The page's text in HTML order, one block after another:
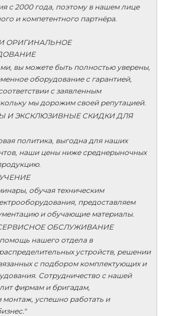
с 2000 года, поэтому в нашем лице
и компетентного партнёра.
ОРИГИНАЛЬНОЕ
вы можете быть полностью уверены,
оборудование с гарантией,
с заявленным
мы дорожим своей репутацией.
И ЭКСКЛЮЗИВНЫЕ СКИДКИ ДЛЯ
политика, выгодна для наших
наши цены ниже среднерыночных
обучая техническим
предоставляем
и обучающие материалы.
ОБСЛУЖИВАНИЕ
нашего отдела в
устройств, решении
с подбором комплектующих и
Сотрудничество с нашей
фирмам и бригадам,
успешно работать и